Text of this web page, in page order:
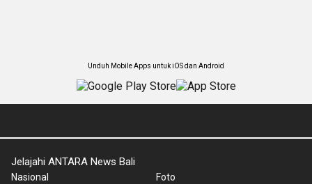
Unduh Mobile Apps untuk iOS dan Android
Jelajahi ANTARA News Bali
Nasional
Foto